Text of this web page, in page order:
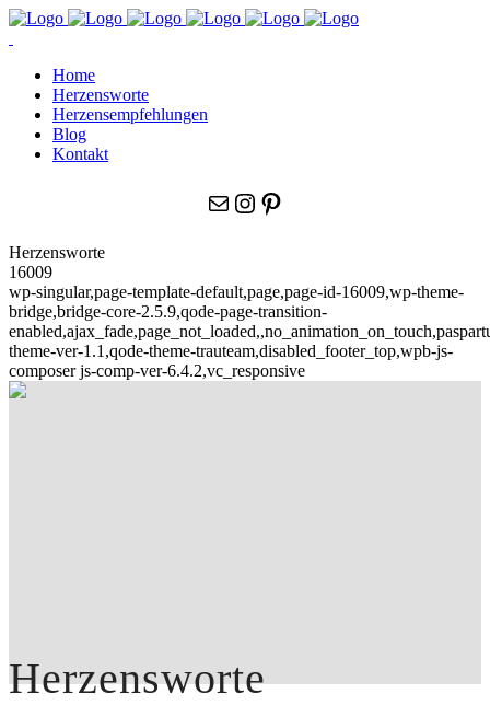
Home
Herzensworte
Herzensempfehlungen
Blog
Kontakt
E-MailInstagram
Pinterest
Herzensworte
16009
wp-singular,page-template-default,page,page-id-16009,wp-theme-
bridge,bridge-core-2.5.9,qode-page-transition-
theme-ver-1.1,qode-theme-trauteam,disabled_footer_top,wpb-js-
composer js-comp-ver-6.4.2,vc_responsive
Herzensworte